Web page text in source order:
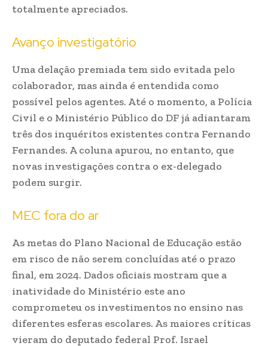
totalmente apreciados.
Avanço investigatório
Uma delação premiada tem sido evitada pelo
colaborador, mas ainda é entendida como
possível pelos agentes. Até o momento, a Polícia
Civil e o Ministério Público do DF já adiantaram
três dos inquéritos existentes contra Fernando
Fernandes. A coluna apurou, no entanto, que
novas investigações contra o ex-delegado
podem surgir.
MEC fora do ar
As metas do Plano Nacional de Educação estão
em risco de não serem concluídas até o prazo
final, em 2024. Dados oficiais mostram que a
inatividade do Ministério este ano
comprometeu os investimentos no ensino nas
diferentes esferas escolares. As maiores críticas
vieram do deputado federal Prof. Israel